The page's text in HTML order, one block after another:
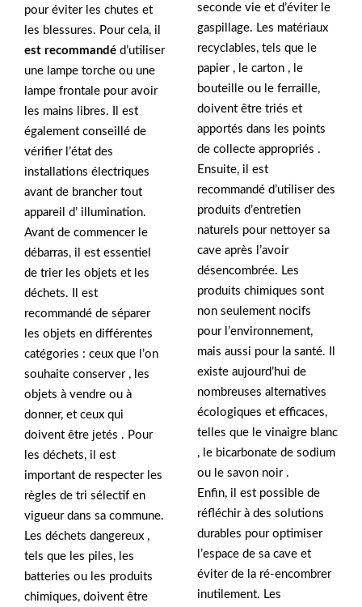
pour éviter les chutes et
les blessures. Pour cela, il
est recommandé d’utiliser
une lampe torche ou une
lampe frontale pour avoir
les mains libres. Il est
également conseillé de
vérifier l’état des
installations électriques
avant de brancher tout
appareil d’ illumination.
Avant de commencer le
débarras, il est essentiel
de trier les objets et les
déchets. Il est
recommandé de séparer
les objets en différentes
catégories : ceux que l’on
souhaite conserver , les
objets à vendre ou à
donner, et ceux qui
doivent être jetés . Pour
les déchets, il est
important de respecter les
règles de tri sélectif en
vigueur dans sa commune.
Les déchets dangereux ,
tels que les piles, les
batteries ou les produits
chimiques, doivent être
seconde vie et d’éviter le
gaspillage. Les matériaux
recyclables, tels que le
papier , le carton , le
bouteille ou le ferraille,
doivent être triés et
apportés dans les points
de collecte appropriés .
Ensuite, il est
recommandé d’utiliser des
produits d’entretien
naturels pour nettoyer sa
cave après l’avoir
désencombrée. Les
produits chimiques sont
non seulement nocifs
pour l’environnement,
mais aussi pour la santé. Il
existe aujourd’hui de
nombreuses alternatives
écologiques et efficaces,
telles que le vinaigre blanc
, le bicarbonate de sodium
ou le savon noir .
Enfin, il est possible de
réfléchir à des solutions
durables pour optimiser
l’espace de sa cave et
éviter de la ré-encombrer
inutilement. Les